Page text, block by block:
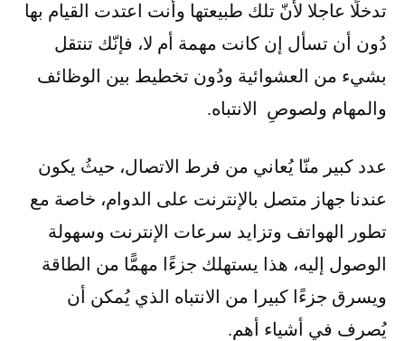
تدخلًا عاجلا لأنّ تلك طبيعتها وأنت اعتدت القيام بها
دُون أن تسأل إن كانت مهمة أم لا، فإنّك تنتقل
بشيء من العشوائية ودُون تخطيط بين الوظائف
والمهام ولصوصِ الانتباه.
عدد كبير منّا يُعاني من فرط الاتصال، حيثُ يكون
عندنا جهاز متصل بالإنترنت على الدوام، خاصة مع
تطور الهواتف وتزايد سرعات الإنترنت وسهولة
الوصول إليه، هذا يستهلك جزءًا مهمًّا من الطاقة
ويسرق جزءًا كبيرا من الانتباه الذي يُمكن أن
يُصرف في أشياء أهم.